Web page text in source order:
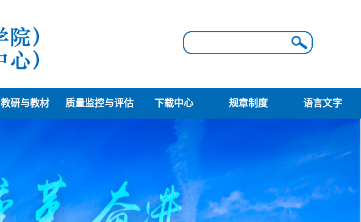
教研与教材 质量监控与评估 下载中心 规章制度 语言文字